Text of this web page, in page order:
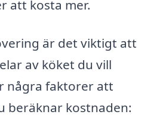
att kosta mer.
är det viktigt att
av köket du vill
några faktorer att
beräknar kostnaden: